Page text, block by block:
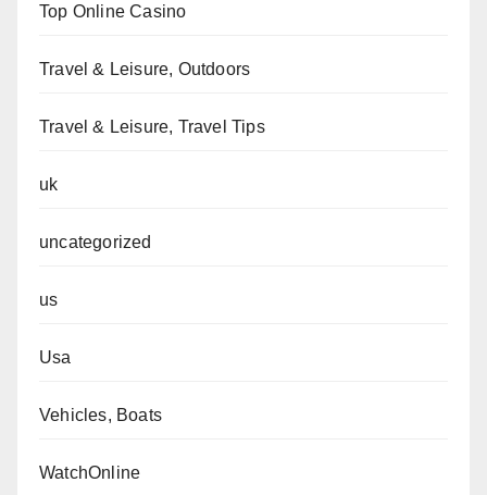
Top Online Casino
Travel & Leisure, Outdoors
Travel & Leisure, Travel Tips
uk
uncategorized
us
Usa
Vehicles, Boats
WatchOnline